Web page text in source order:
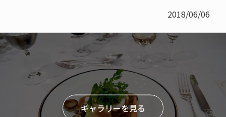
2018/06/06
ギャラリーを見る